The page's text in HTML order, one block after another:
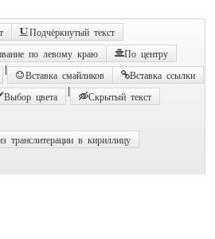
Подчёркнутый текст
по левому краю По центру
Вставка смайликов Вставка ссылки
Выбор цвета Скрытый текст
транслитерации в кириллицу